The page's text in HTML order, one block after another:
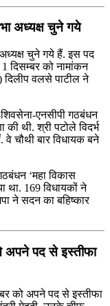
अध्‍यक्ष चुने गये
अध्‍यक्ष चुने गये हैं. इस पद
दिसम्बर को नामांकन
दिलीप वलसे पाटील ने
एनसीपी गठबंधन
थी. श्री पटोले विदर्भ
वे चौथी बार विधायक बने
‘महा विकास
था. 169 विधायकों ने
ने सदन का बहिष्‍कार
अपने पद से इस्तीफा
को अपने पद से इस्तीफा